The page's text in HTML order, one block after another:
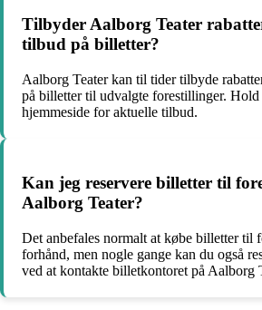
Tilbyder Aalborg Teater
tilbud på billetter?
Aalborg Teater kan til tider tilbyde
på billetter til udvalgte forestillinger. Hold
hjemmeside for aktuelle tilbud.
Kan jeg reservere billetter til
Aalborg Teater?
Det anbefales normalt at købe billetter til
forhånd, men nogle gange kan du også
ved at kontakte billetkontoret på Aalborg